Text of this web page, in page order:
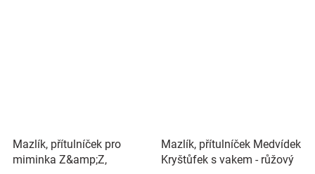
Mazlík, přítulníček pro
miminka Z&amp;Z,
Mazlík, přítulníček Medvídek
Kryštůfek s vakem - růžový